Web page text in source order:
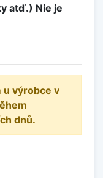
atď.) Nie je
u výrobce v
dnů.